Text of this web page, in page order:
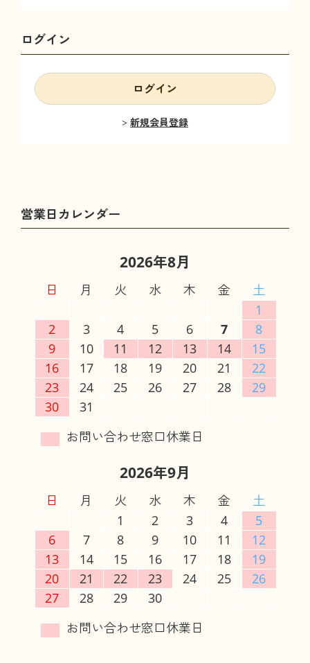
ログイン
ログイン
新規会員登録
2026年8月
日 月 火 水 木 金
土
1
2
3 4 5 6 7
8
9
10 11 12 13 14
15
16
17 18 19 20 21
22
23
24 25 26 27 28
29
30
31
2026年9月
日 月 火 水 木 金
土
1
2 3 4
5
6
7 8 9 10 11
12
13
14 15 16 17 18
19
20
21 22 23 24 25
26
27
28 29 30